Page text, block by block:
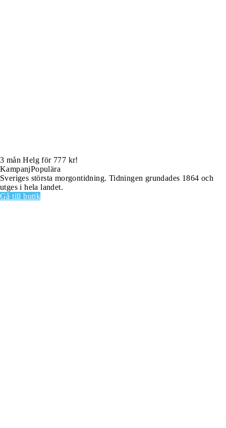
3 mån Helg för 777 kr!
KampanjPopulära
Sveriges största morgontidning. Tidningen grundades 1864 och
utges i hela landet.
Gå till butik